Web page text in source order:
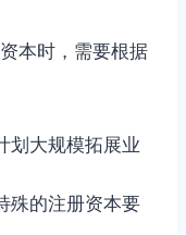
本时，需要根据
划大规模拓展业
殊的注册资本要